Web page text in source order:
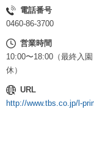
電話番号
0460-86-3700
営業時間
10:00〜18:00（最終入
休）
URL
http://www.tbs.co.jp/l-